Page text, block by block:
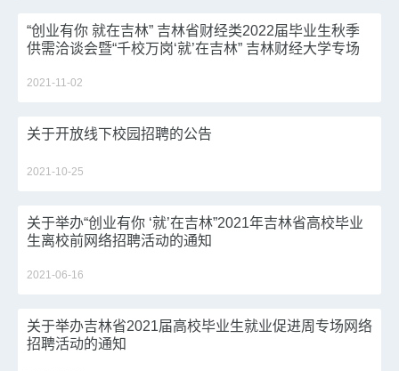
“创业有你 就在吉林” 吉林省财经类2022届毕业生秋季
供需洽谈会暨“千校万岗‘就’在吉林” 吉林财经大学专场
2021-11-02
关于开放线下校园招聘的公告
2021-10-25
关于举办“创业有你 ‘就’在吉林”2021年吉林省高校毕业
生离校前网络招聘活动的通知
2021-06-16
关于举办吉林省2021届高校毕业生就业促进周专场网络
招聘活动的通知